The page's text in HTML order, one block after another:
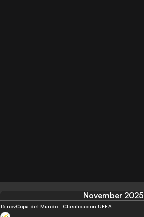
November 2025
15 novCopa del Mundo - Clasificación UEFA